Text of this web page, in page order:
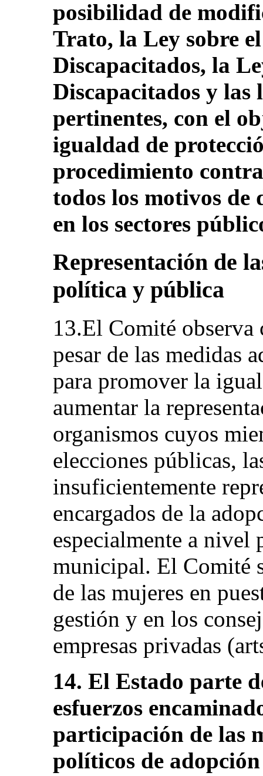
posibilidad de
Trato, la Ley sobre
Discapacitados, la
Discapacitados y las
pertinentes, con el
igualdad de
procedimiento
todos los motivos
en los sectores
Representación de
política y pública
13.El Comité observa
pesar de las medidas
para promover la
aumentar la
organismos cuyos
elecciones públicas,
insuficientemente
encargados de la
especialmente a
municipal. El Comité
de las mujeres en
gestión y en los
empresas privadas
14. El Estado parte
esfuerzos
participación de las
políticos de adopción